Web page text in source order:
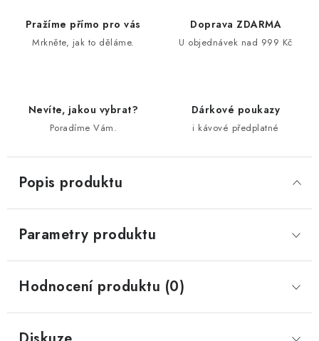
Pražíme přímo pro vás
Mrkněte, jak to děláme.
Doprava ZDARMA
U objednávek nad 999 Kč
Nevíte, jakou vybrat?
Poradíme Vám.
Dárkové poukazy
i kávové předplatné
Popis produktu
Parametry produktu
Hodnocení produktu (0)